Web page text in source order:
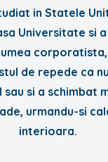
in Statele
Universitate si
de repede ca
sau si a schimbat
urmandu-si
interioara.